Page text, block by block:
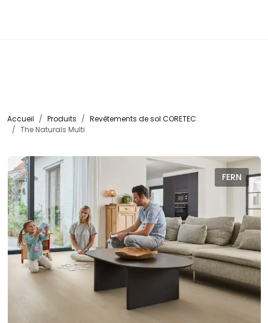
Accueil Produits
Revêtements de sol CORETEC
The Naturals Multi
FERN